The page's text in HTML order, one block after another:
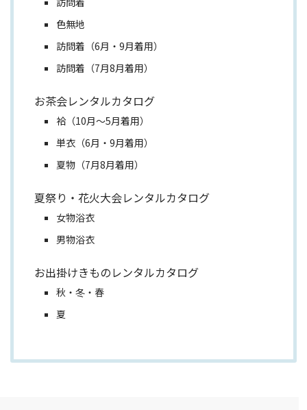
色無地
訪問着（6月・9月着用）
訪問着（7月8月着用）
お茶会レンタルカタログ
袷（10月～5月着用）
単衣（6月・9月着用）
夏物（7月8月着用）
夏祭り・花火大会レンタルカタログ
女物浴衣
男物浴衣
お出掛けきものレンタルカタログ
秋・冬・春
夏